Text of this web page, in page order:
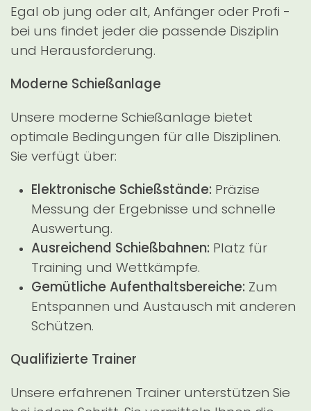
Egal ob jung oder alt, Anfänger oder Profi -
bei uns findet jeder die passende Disziplin
und Herausforderung.
Moderne Schießanlage
Unsere moderne Schießanlage bietet
optimale Bedingungen für alle Disziplinen.
Sie verfügt über:
Elektronische Schießstände: Präzise
Messung der Ergebnisse und schnelle
Auswertung.
Ausreichend Schießbahnen: Platz für
Training und Wettkämpfe.
Gemütliche Aufenthaltsbereiche: Zum
Entspannen und Austausch mit anderen
Schützen.
Qualifizierte Trainer
Unsere erfahrenen Trainer unterstützen Sie